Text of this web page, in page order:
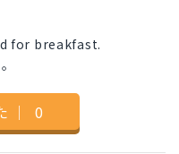
for breakfast.
｜ 0